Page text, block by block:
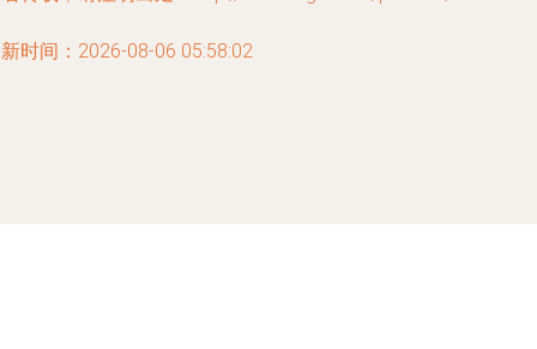
时间：2026-08-06 05:58:02